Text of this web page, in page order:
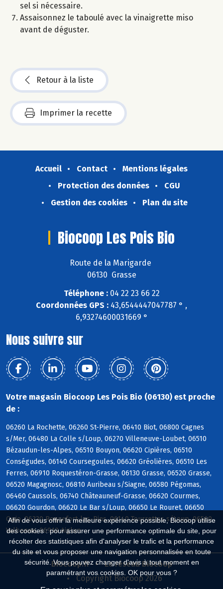
Afin de vous offrir la meilleure expérience possible, Biocoop utilise
des cookies : pour assurer une performance optimale du site, pour
récolter des statistiques afin d'analyser le trafic et la performance
du site et vous proposer une navigation personnalisée en toute
sécurité. Vous pouvez changer d'avis à tout moment en
paramétrant vos cookies. OK pour vous ?
sel si nécessaire.
Assaisonnez le taboulé avec la vinaigrette miso
avant de déguster.
Retour à la liste
Imprimer la recette
Accueil Contact
Mentions légales
Protection des données
CGU
Gestion des cookies
Plan du site
Biocoop Les Pois Bio
Route de la Marigarde
06130 Grasse
Téléphone :04 22 23 66 22
Coordonnées GPS : 43,6544447047787 ° ,
6,93274600031669 °
Nous suivre sur
Votre magasin Biocoop Les Pois Bio (06130) est proche
de :
06260 La Rochette, 06260 St-Pierre, 06410 Biot, 06800 Cagnes
s/Mer, 06480 La Colle s/Loup, 06270 Villeneuve-Loubet, 06510
Bézaudun-les-Alpes, 06510 Bouyon, 06620 Cipières, 06510
Conségudes, 06140 Coursegoules, 06620 Gréolières, 06510 Les
Ferres, 06910 Roquestéron-Grasse, 06130 Grasse, 06520 Grasse,
06520 Magagnosc, 06810 Auribeau s/Siagne, 06580 Pégomas,
06460 Caussols, 06740 Châteauneuf-Grasse, 06620 Courmes,
06620 Gourdon, 06620 Le Bar s/Loup, 06650 Le Rouret, 06650
Opio, 06330 Roquefort-les-Pins, 06140 Tourrettes s/Loup, 06560
Valbonne, 06910 Aiglun
Biocoop.fr
Le réseau Biocoop
Copyright Biocoop 2026